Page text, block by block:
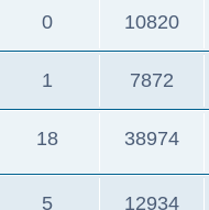
0 10820
1 7872
18 38974
5 12934